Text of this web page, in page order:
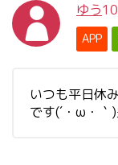
ゆう
APP
いつも平日休
です(´・ω・｀